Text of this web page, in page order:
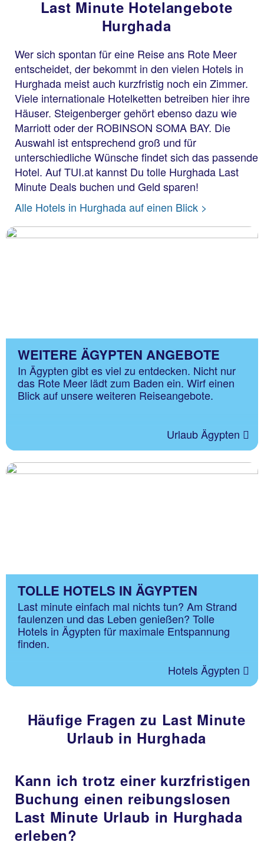
Last Minute Hotelangebote
Hurghada
Wer sich spontan für eine Reise ans Rote Meer
entscheidet, der bekommt in den vielen Hotels in
Hurghada meist auch kurzfristig noch ein Zimmer.
Viele internationale Hotelketten betreiben hier ihre
Häuser. Steigenberger gehört ebenso dazu wie
Marriott oder der ROBINSON SOMA BAY. Die
Auswahl ist entsprechend groß und für
unterschiedliche Wünsche findet sich das passende
Hotel. Auf TUI.at kannst Du tolle Hurghada Last
Minute Deals buchen und Geld sparen!
Alle Hotels in Hurghada auf einen Blick >
WEITERE ÄGYPTEN ANGEBOTE
In Ägypten gibt es viel zu entdecken. Nicht nur
das Rote Meer lädt zum Baden ein. Wirf einen
Blick auf unsere weiteren Reiseangebote.
Urlaub Ägypten
TOLLE HOTELS IN ÄGYPTEN
Last minute einfach mal nichts tun? Am Strand
faulenzen und das Leben genießen? Tolle
Hotels in Ägypten für maximale Entspannung
finden.
Hotels Ägypten
Häufige Fragen zu Last Minute
Urlaub in Hurghada
Kann ich trotz einer kurzfristigen
Buchung einen reibungslosen
Last Minute Urlaub in Hurghada
erleben?